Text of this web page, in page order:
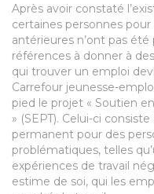
Après avoir constaté
certaines personnes
antérieures n’ont pas été
références à donner à
qui trouver un emploi
Carrefour jeunesse-
pied le projet « Soutien
» (SEPT). Celui-ci
permanent pour des
problématiques, telles
expériences de travail
estime de soi, qui les